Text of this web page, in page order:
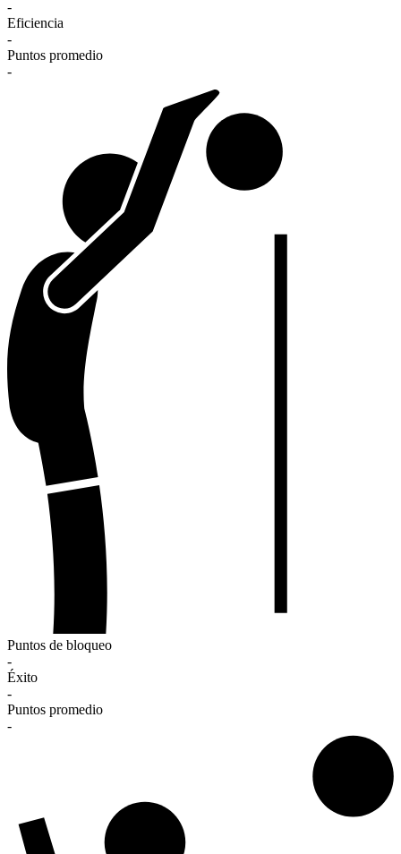
-
Eficiencia
-
Puntos promedio
-
Puntos de bloqueo
-
Éxito
-
Puntos promedio
-